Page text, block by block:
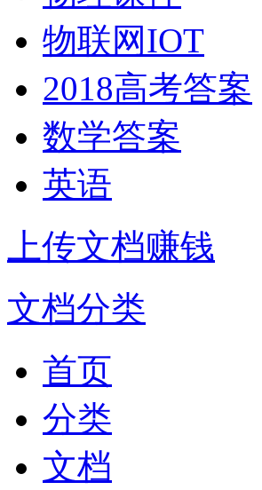
物联网IOT
2018高考答案
数学答案
英语
上传文档赚钱
文档分类
首页
分类
文档